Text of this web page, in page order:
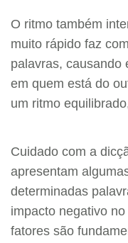
O ritmo também
muito rápido faz
palavras, causando
em quem está do
um ritmo
Cuidado com a
apresentam
determinadas
impacto negativo
fatores são